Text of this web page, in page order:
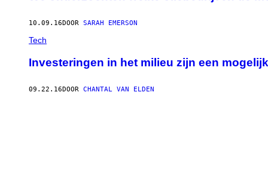
10.09.16DOOR SARAH EMERSON
Tech
Investeringen in het milieu zijn een
09.22.16DOOR CHANTAL VAN ELDEN